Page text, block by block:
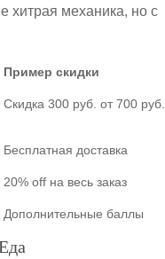
хитрая механика, но с
Пример скидки
Скидка 300 руб. от 700 руб.
Бесплатная доставка
20% off на весь заказ
Дополнительные баллы